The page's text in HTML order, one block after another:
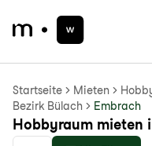
Startseite Mieten
Bezirk Bülach
Embrach
Hobbyraum mieten